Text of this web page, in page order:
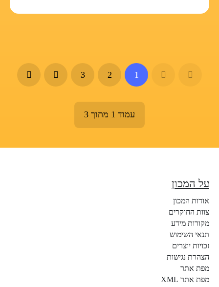
1
2
3
עמוד 1 מתוך 3
על המכון
אודות המכון
צוות החוקרים
מקורות מידע
תנאי השימוש
זכויות יוצרים
הצהרת נגישות
מפת אתר
מפת אתר XML